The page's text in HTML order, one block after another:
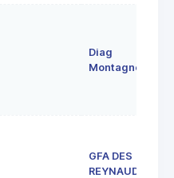
Diag
Montagne
GFA DES
REYNAUDS